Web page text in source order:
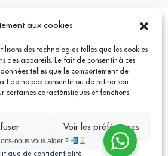
aux cookies
des technologies telles que les cookies
des appareils. Le fait de consentir à ces
telles que le comportement de
de ne pas consentir ou de retirer son
certaines caractéristiques et fonctions.
Voir les préférences
de confidentialité
nous vous aider ?